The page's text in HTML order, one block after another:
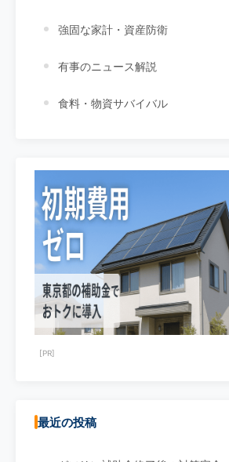
強固な家計・資産防衛
有事のニュース解説
食料・物資サバイバル
[PR]
最近の投稿